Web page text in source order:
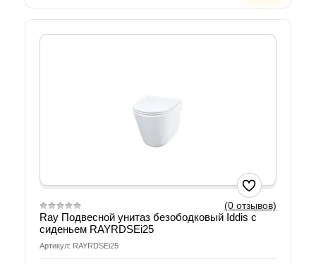
(0 отзывов)
Ray Подвесной унитаз безободковый Iddis с
сиденьем RAYRDSEi25
Артикул: RAYRDSEi25